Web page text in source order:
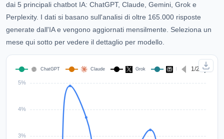
dai 5 principali chatbot IA: ChatGPT, Claude, Gemini, Grok e
Perplexity. I dati si basano sull'analisi di oltre 165.000 risposte
generate dall'IA e vengono aggiornati mensilmente. Seleziona un
mese qui sotto per vedere il dettaglio per modello.